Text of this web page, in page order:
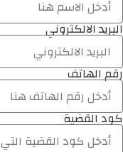
البريد الالكتروني
رقم الهاتف
كود القضية